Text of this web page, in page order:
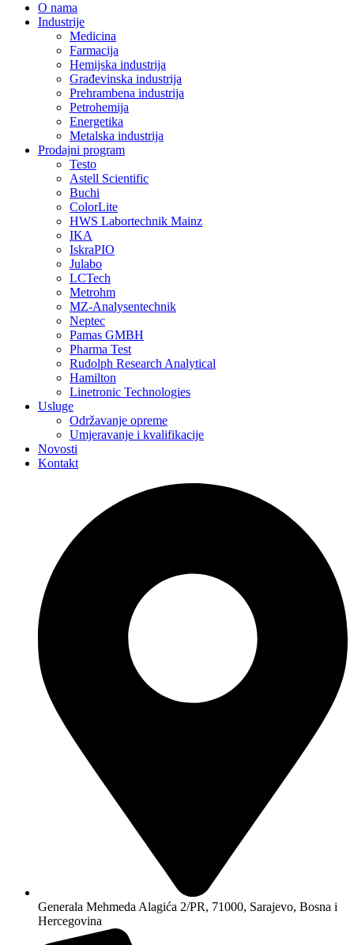
O nama
Industrije
Medicina
Farmacija
Hemijska industrija
Građevinska industrija
Prehrambena industrija
Petrohemija
Energetika
Metalska industrija
Prodajni program
Testo
Astell Scientific
Buchi
ColorLite
HWS Labortechnik Mainz
IKA
IskraPIO
Julabo
LCTech
Metrohm
MZ-Analysentechnik
Neptec
Pamas GMBH
Pharma Test
Rudolph Research Analytical
Hamilton
Linetronic Technologies
Usluge
Održavanje opreme
Umjeravanje i kvalifikacije
Novosti
Kontakt
Generala Mehmeda Alagića 2/PR, 71000, Sarajevo, Bosna i
Hercegovina